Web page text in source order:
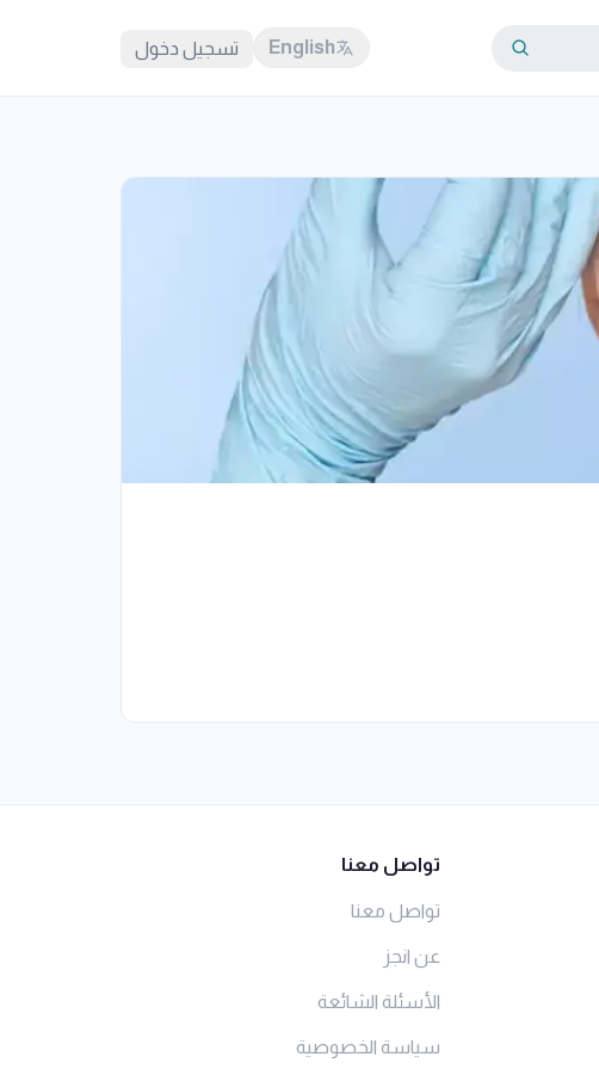
English تسجيل دخول
تواصل معنا
تواصل معنا
عن انجز
الأسئلة الشائعة
سياسة الخصوصية